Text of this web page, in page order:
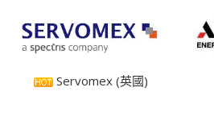
Servomex (英國)